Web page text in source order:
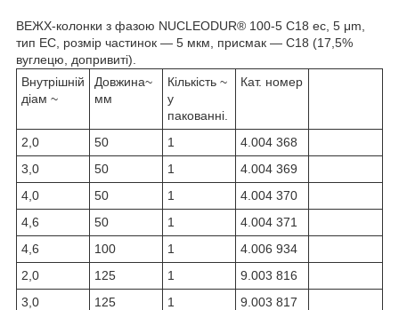
ВЕЖХ-колонки з фазою NUCLEODUR® 100-5 C18 ec, 5 μm,
тип EC, розмір частинок — 5 мкм, присмак — С18 (17,5%
вуглецю, допривиті).
Внутрішній
діам ~
Довжина~
мм
Кількість ~
у
пакованні.
Кат. номер
2,0 50 1
4.004 368
3,0
50 1
4.004 369
4,0
50 1
4.004 370
4,6
50 1
4.004 371
4,6
100 1
4.006 934
2,0
125 1
9.003 816
3,0
125 1
9.003 817